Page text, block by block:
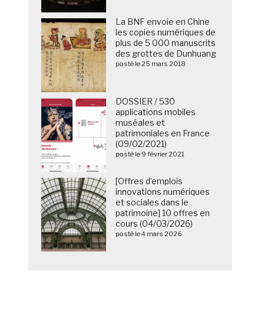
La BNF envoie en Chine
les copies numériques de
plus de 5 000 manuscrits
des grottes de Dunhuang
posté le 25 mars 2018
DOSSIER / 530
applications mobiles
muséales et
patrimoniales en France
(09/02/2021)
posté le 9 février 2021
[Offres d’emplois
innovations numériques
et sociales dans le
patrimoine] 10 offres en
cours (04/03/2026)
posté le 4 mars 2026